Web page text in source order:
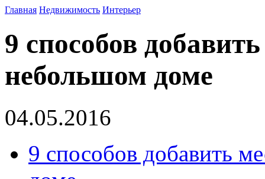
Главная Недвижимость Интерьер
9 способов
небольшом доме
04.05.2016
9 способов добавить